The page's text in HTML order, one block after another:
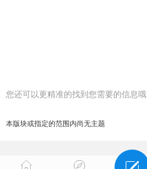
您还可以更精准的找到您需要的信息哦
本版块或指定的范围内尚无主题